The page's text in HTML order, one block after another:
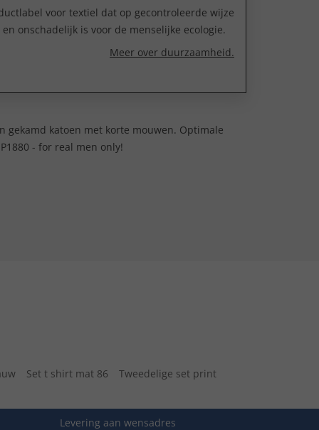
voor textiel dat op gecontroleerde wijze
onschadelijk is voor de menselijke ecologie.
Meer over duurzaamheid.
gekamd katoen met korte mouwen. Optimale
- for real men only!
Set t shirt mat 86 Tweedelige set print
Levering aan wensadres